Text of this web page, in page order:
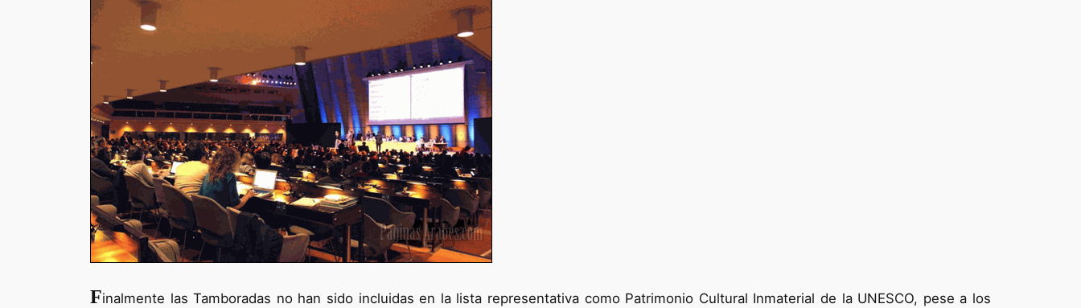
Finalmente las Tamboradas no han sido incluidas en la lista representativa como Patrimonio Cultural Inmaterial de la UNESCO, pese a los